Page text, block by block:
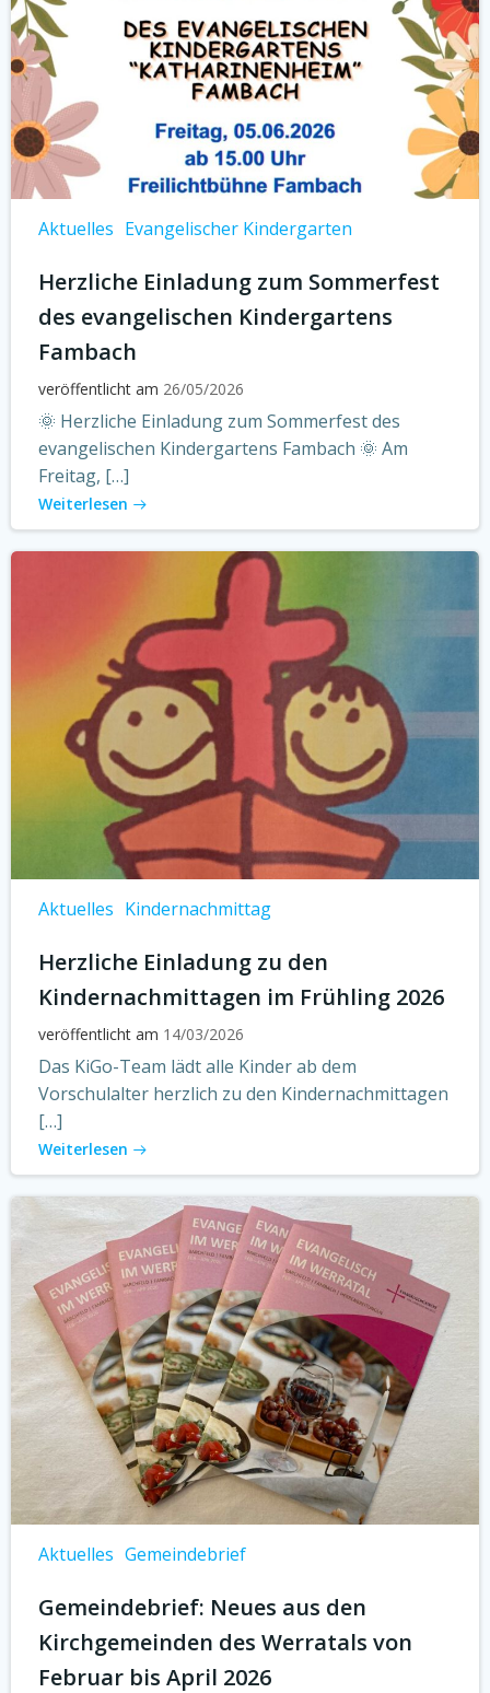
Aktuelles Evangelischer Kindergarten
Herzliche Einladung zum Sommerfest
des evangelischen Kindergartens
Fambach
veröffentlicht am 26/05/2026
🌞 Herzliche Einladung zum Sommerfest des
evangelischen Kindergartens Fambach 🌞 Am
Freitag, […]
Weiterlesen
Aktuelles Kindernachmittag
Herzliche Einladung zu den
Kindernachmittagen im Frühling 2026
veröffentlicht am 14/03/2026
Das KiGo-Team lädt alle Kinder ab dem
Vorschulalter herzlich zu den Kindernachmittagen
[…]
Weiterlesen
Aktuelles Gemeindebrief
Gemeindebrief: Neues aus den
Kirchgemeinden des Werratals von
Februar bis April 2026